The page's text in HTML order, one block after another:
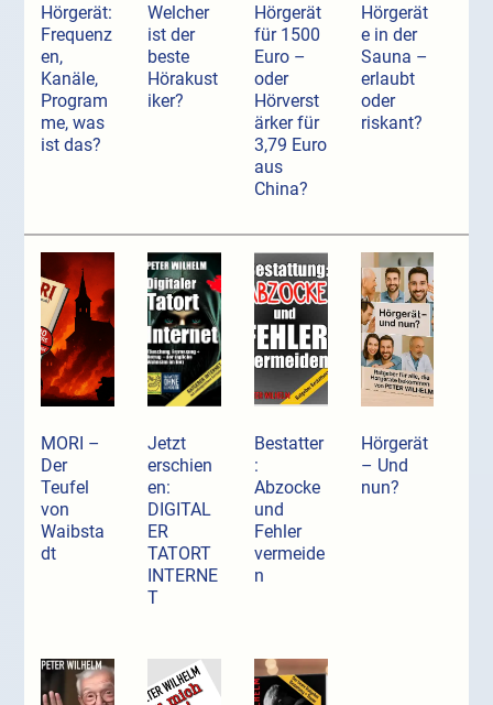
Hörgerät:
Frequenz
en,
Kanäle,
Program
me, was
ist das?
Welcher
ist der
beste
Hörakust
iker?
Hörgerät
für 1500
Euro –
oder
Hörverst
ärker für
3,79 Euro
aus
China?
Hörgerät
e in der
Sauna –
erlaubt
oder
riskant?
MORI –
Der
Teufel
von
Waibsta
dt
Jetzt
erschien
en:
DIGITAL
ER
TATORT
INTERNE
T
Bestatter
:
Abzocke
und
Fehler
vermeide
n
Hörgerät
– Und
nun?